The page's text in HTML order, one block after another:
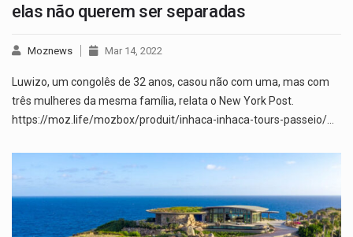
elas não querem ser separadas
Moznews Mar 14, 2022
Luwizo, um congolês de 32 anos, casou não com uma, mas com
três mulheres da mesma família, relata o New York Post.
https://moz.life/mozbox/produit/inhaca-inhaca-tours-passeio/…